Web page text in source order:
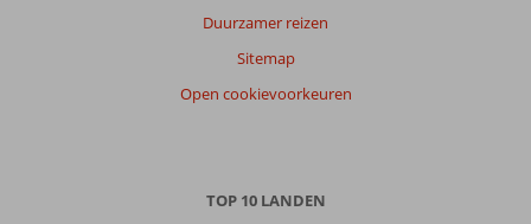
Duurzamer reizen
Sitemap
Open cookievoorkeuren
TOP 10 LANDEN